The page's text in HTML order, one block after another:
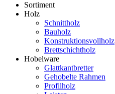
Sortiment
Holz
Schnittholz
Bauholz
Konstruktionsvollholz
Brettschichtholz
Hobelware
Glattkantbretter
Gehobelte Rahmen
Profilholz